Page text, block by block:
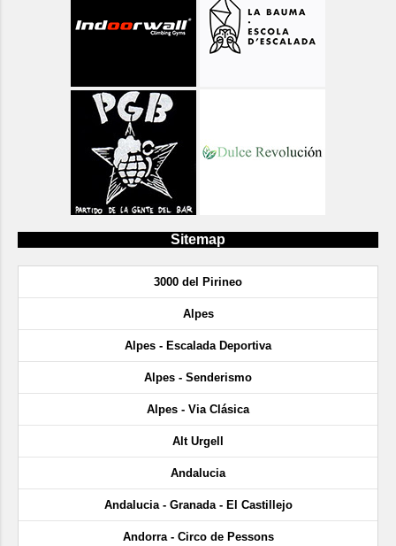
Sitemap
3000 del Pirineo
Alpes
Alpes - Escalada Deportiva
Alpes - Senderismo
Alpes - Via Clásica
Alt Urgell
Andalucia
Andalucia - Granada - El Castillejo
Andorra - Circo de Pessons